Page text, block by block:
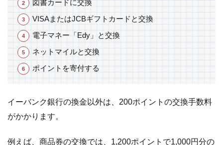
図書カードに交換
VISAまたはJCBギフトカードと交換
電子マネー「Edy」と交換
ネットマイルと交換
ポイントを寄付する
イーバンク銀行の換金以外は、200ポイントの交換手数料
がかかります。
例えば、商品券の交換では、1,200ポイントで1,000円分の